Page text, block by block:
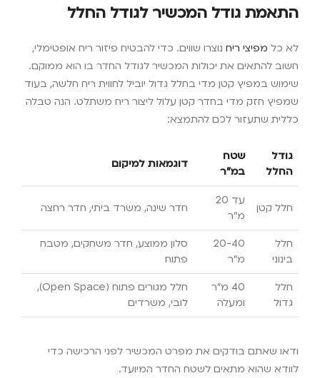
התאמת גודל המכשיר לגודל החלל
לא כל מפיצי ריח נוצרו שווים. כדי להבטיח פיזור ריח אופטימלי,
חשוב להתאים את יכולות המכשיר לגודל החדר בו הוא ממוקם.
שימוש במפיץ קטן מדי בחלל גדול יוביל לחווית ריח חלשה, בעוד
שמפיץ חזק מדי בחדר קטן עלול ליצור ריח משתלט. הנה טבלה
כללית שתעזור לכם להתמצא:
גודל
החלל
שטח
במ"ר
דוגמאות למיקום
חלל קטן
עד 20
מ"ר
חדר שינה, משרד ביתי, חדר רחצה
חלל
בינוני
20-40
מ"ר
סלון ממוצע, חדר משחקים, מטבח
פתוח
חלל
גדול
40 מ"ר
ומעלה
חלל מגורים פתוח (Open Space),
לובי, משרדים
ודאו שאתם בודקים את מפרט המכשיר לפני הרכישה כדי
לוודא שהוא מתאים לשטח החדר המיועד.